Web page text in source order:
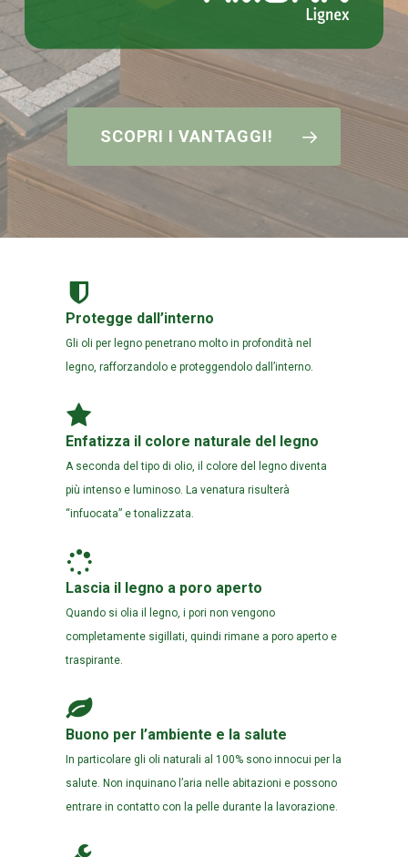
SCOPRI I VANTAGGI!
Protegge dall’interno
Gli oli per legno penetrano molto in profondità nel
legno, rafforzandolo e proteggendolo dall’interno.
Enfatizza il colore naturale del legno
A seconda del tipo di olio, il colore del legno diventa
più intenso e luminoso. La venatura risulterà
“infuocata” e tonalizzata.
Lascia il legno a poro aperto
Quando si olia il legno, i pori non vengono
completamente sigillati, quindi rimane a poro aperto e
traspirante.
Buono per l’ambiente e la salute
In particolare gli oli naturali al 100% sono innocui per la
salute. Non inquinano l’aria nelle abitazioni e possono
entrare in contatto con la pelle durante la lavorazione.